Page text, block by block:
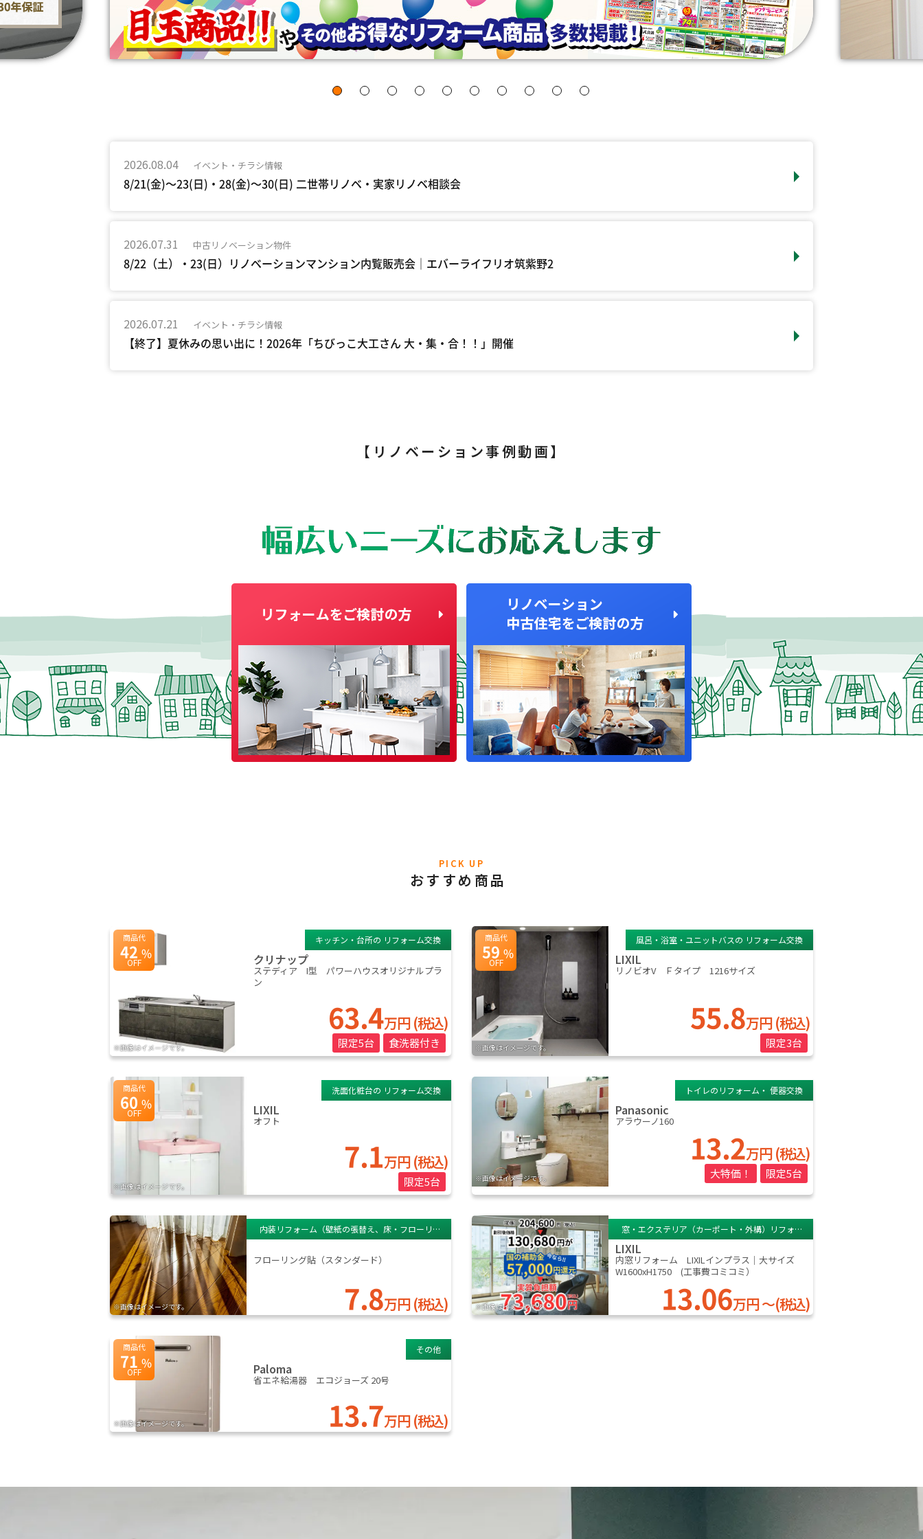
2026.08.04 イベント・チラシ情報
8/21(金)～23(日)・28(金)～30(日) 二世帯リノベ・実家リノベ相談会
2026.07.31 中古リノベーション物件
8/22（土）・23(日）リノベーションマンション内覧販売会｜エバーライフリオ筑紫野2
2026.07.21 イベント・チラシ情報
【終了】夏休みの思い出に！2026年「ちびっこ大工さん 大・集・合！！」開催
【リノベーション事例動画】
PICK UP
おすすめ商品
※画像はイメージです。
商品代
42 %
OFF クリナップ
ステディア I型 パワーハウスオリジナルプラ
ン
63.4万円 (税込)
限定5台 食洗器付き
キッチン・台所の リフォーム交換
※画像はイメージです。
商品代
59 %
OFF LIXIL
リノビオV Ｆタイプ 1216サイズ
55.8万円 (税込)
限定3台
風呂・浴室・ユニットバスの リフォーム交換
※画像はイメージです。
商品代
60 %
OFF LIXIL
オフト
7.1万円 (税込)
限定5台
洗面化粧台の リフォーム交換
※画像はイメージです。
Panasonic
アラウーノ160
13.2万円 (税込)
大特価！ 限定5台
トイレのリフォーム・ 便器交換
※画像はイメージです。
フローリング貼（スタンダード）
7.8万円 (税込)
内装リフォーム（壁紙の張替え、床・フローリン
※画像はイメージです。
LIXIL
内窓リフォーム LIXILインプラス｜大サイズ
W1600xH1750 (工事費コミコミ）
13.06万円 ～(税込)
窓・エクステリア（カーポート・外構）リフォー
※画像はイメージです。
商品代
71 %
OFF Paloma
省エネ給湯器 エコジョーズ 20号
13.7万円 (税込)
その他